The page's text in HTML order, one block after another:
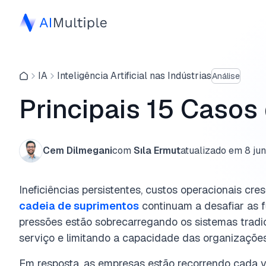
IA Inteligência Artificial nas IndústriasAnálise
Principais 15
Cem Dilmeganicom Sıla Ermutatualizado em 8
Ineficiências persistentes, custos operacionais
cadeia de suprimentos continuam a desafiar as
pressões estão sobrecarregando os sistemas
serviço e limitando a capacidade das